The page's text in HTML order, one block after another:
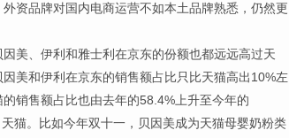
资品牌对国内电商运营不如本土品牌熟悉，仍然更
、伊利和雅士利在京东的份额也都远远高过天
美和伊利在京东的销售额占比只比天猫高出10%左
销售额占比也由去年的58.4%上升至今年的
猫。比如今年双十一，贝因美成为天猫母婴奶粉类